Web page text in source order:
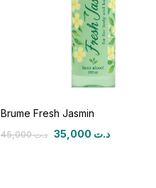
Brume Fresh Jasmin
د.ت45,000 د.ت